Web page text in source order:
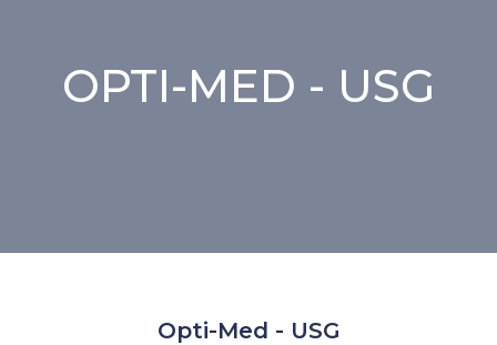
OPTI-MED - USG
Opti-Med - USG